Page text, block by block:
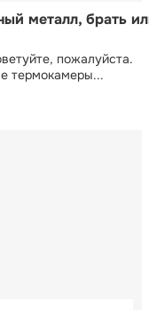
металл, брать
пожалуйста.
термокамеры...